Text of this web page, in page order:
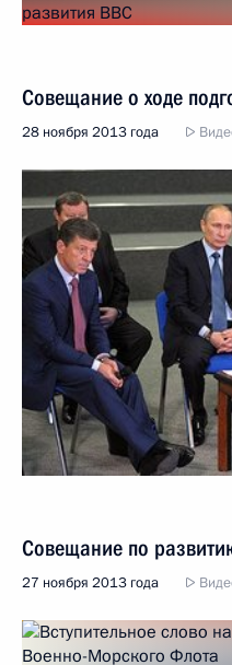
Совещание о ходе
28 ноября 2013 года
Совещание по
27 ноября 2013 года